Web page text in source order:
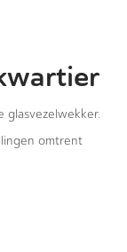
glasvezelwekker.
omtrent